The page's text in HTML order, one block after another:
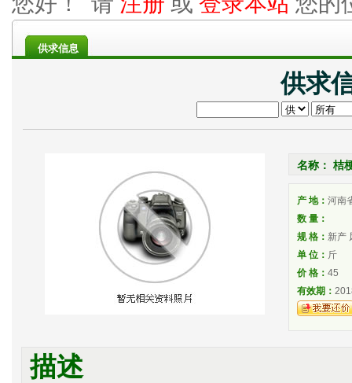
供求信息
供求
名称： 桔
产 地： 河南
数 量：
规 格： 新产
单 位： 斤
价 格： 45
有效期：
描述